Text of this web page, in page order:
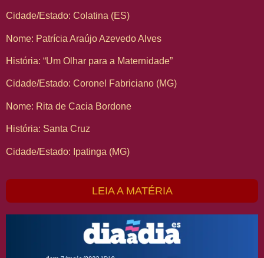
Cidade/Estado: Colatina (ES)
Nome: Patrícia Araújo Azevedo Alves
História: “Um Olhar para a Maternidade”
Cidade/Estado: Coronel Fabriciano (MG)
Nome: Rita de Cacia Bordone
História: Santa Cruz
Cidade/Estado: Ipatinga (MG)
LEIA A MATÉRIA